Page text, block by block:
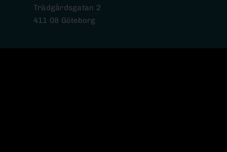
Trädgårdsgatan 2
411 08 Göteborg